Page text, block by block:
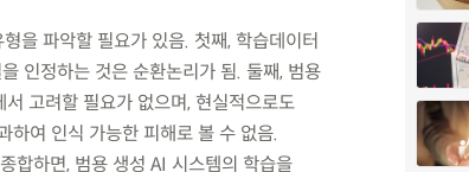
을 파악할 필요가 있음. 첫째, 학습데이터
인정하는 것은 순환논리가 됨. 둘째, 범용
고려할 필요가 없으며, 현실적으로도
하여 인식 가능한 피해로 볼 수 없음.
합하면, 범용 생성 AI 시스템의 학습을